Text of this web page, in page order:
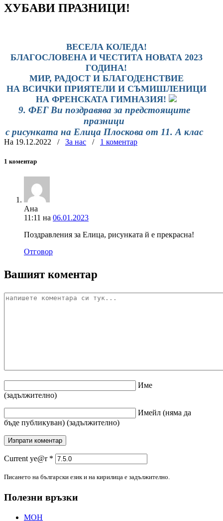
ХУБАВИ ПРАЗНИЦИ!
ВЕСЕЛА КОЛЕДА!
БЛАГОСЛОВЕНА И ЧЕСТИТА НОВАТА 2023
ГОДИНА!
МИР, РАДОСТ И БЛАГОДЕНСТВИЕ
НА ВСИЧКИ ПРИЯТЕЛИ И СЪМИШЛЕНИЦИ
НА ФРЕНСКАТА ГИМНАЗИЯ!
9. ФЕГВи поздравява за предстоящите
празници
с рисунката на Елица Плоскова от 11. А клас
На 19.12.2022 / За нас / 1 коментар
1 коментар
Ана
11:11 на 06.01.2023
Поздравления за Елица, рисунката й е прекрасна!
Отговор
Вашият коментар
Име
(задължително)
Имейл (няма да
бъде публикуван) (задължително)
Current ye@r *
Писането на български език и на кирилица е задължително.
Полезни връзки
МОН